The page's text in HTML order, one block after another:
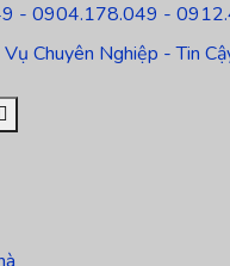
- 0904.178.049 -